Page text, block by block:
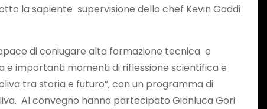
la sapiente supervisione dello chef Kevin Gaddi
di coniugare alta formazione tecnica e
e importanti momenti di riflessione scientifica e
tra storia e futuro”, con un programma di
Al convegno hanno partecipato Gianluca Gori